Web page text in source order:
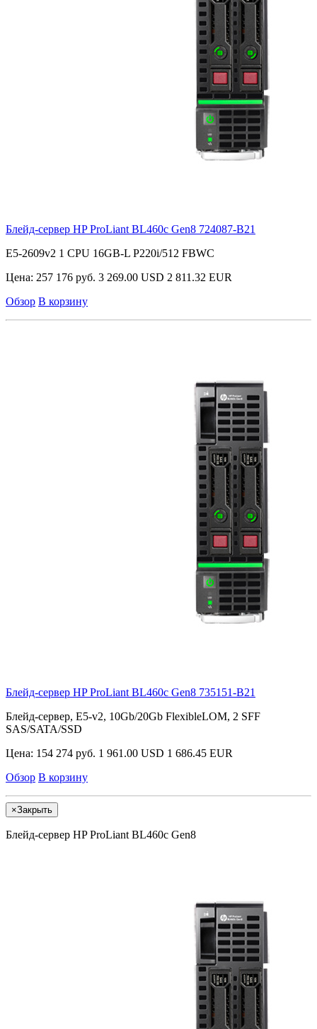
Блейд-сервер HP ProLiant BL460c Gen8 724087-B21
E5-2609v2 1 CPU 16GB-L P220i/512 FBWC
Цена: 257 176 руб. 3 269.00 USD 2 811.32 EUR
Обзор В корзину
Блейд-сервер HP ProLiant BL460c Gen8 735151-B21
Блейд-сервер, E5-v2, 10Gb/20Gb FlexibleLOM, 2 SFF
SAS/SATA/SSD
Цена: 154 274 руб. 1 961.00 USD 1 686.45 EUR
Обзор В корзину
×Закрыть
Блейд-сервер HP ProLiant BL460c Gen8